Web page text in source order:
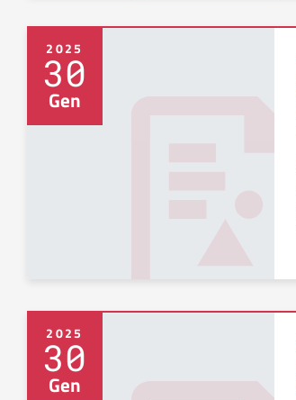
2025
30
Gen
2025
30
Gen